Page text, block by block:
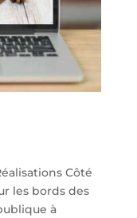
Côté
les bords des
à